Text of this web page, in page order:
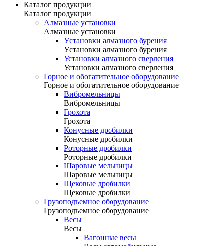
Каталог продукции
Каталог продукции
Алмазные установки
Алмазные установки
Уcтановки алмазного бурения
Уcтановки алмазного бурения
Установки алмазного сверления
Установки алмазного сверления
Горное и обогатительное оборудование
Горное и обогатительное оборудование
Вибромельницы
Вибромельницы
Грохота
Грохота
Конусные дробилки
Конусные дробилки
Роторные дробилки
Роторные дробилки
Шаровые мельницы
Шаровые мельницы
Щековые дробилки
Щековые дробилки
Грузоподъемное оборудование
Грузоподъемное оборудование
Весы
Весы
Вагонные весы